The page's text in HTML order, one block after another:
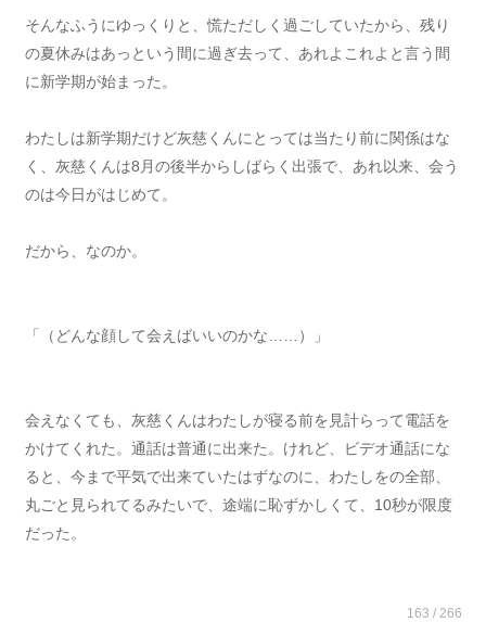
そんなふうにゆっくりと、慌ただしく過ごしていたから、残り
の夏休みはあっという間に過ぎ去って、あれよこれよと言う間
に新学期が始まった。
わたしは新学期だけど灰慈くんにとっては当たり前に関係はな
く、灰慈くんは8月の後半からしばらく出張で、あれ以来、会う
のは今日がはじめて。
だから、なのか。
「（どんな顔して会えばいいのかな……）」
会えなくても、灰慈くんはわたしが寝る前を見計らって電話を
かけてくれた。通話は普通に出来た。けれど、ビデオ通話にな
ると、今まで平気で出来ていたはずなのに、わたしをの全部、
丸ごと見られてるみたいで、途端に恥ずかしくて、10秒が限度
だった。
163 / 266